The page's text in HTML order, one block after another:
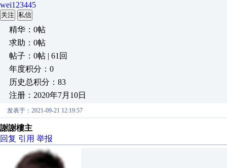
wei123445
关注 私信
精华：0帖
求助：0帖
帖子：0帖 | 61回
年度积分：0
历史总积分：83
注册：2020年7月10日
发表于：2021-09-21 12:19:57
謝謝樓主
回复 引用 举报